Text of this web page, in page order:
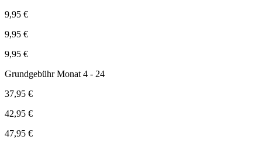
9,95 €
9,95 €
9,95 €
Grundgebühr Monat 4 - 24
37,95 €
42,95 €
47,95 €